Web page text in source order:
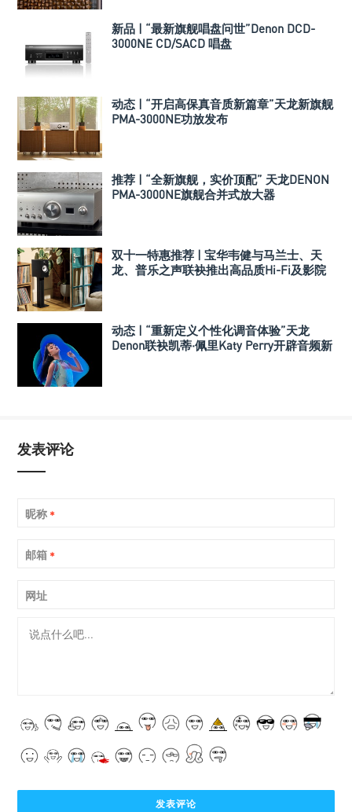
新品 | “最新旗舰唱盘问世”Denon DCD-
3000NE CD/SACD 唱盘
动态 | “开启高保真音质新篇章”天龙新旗舰
PMA-3000NE功放发布
推荐 | “全新旗舰，实价顶配” 天龙DENON
PMA-3000NE旗舰合并式放大器
双十一特惠推荐 | 宝华韦健与马兰士、天
龙、普乐之声联袂推出高品质Hi-Fi及影院
动态 | “重新定义个性化调音体验”天龙
Denon联袂凯蒂·佩里Katy Perry开辟音频新
发表评论
昵称 *
邮箱 *
网址